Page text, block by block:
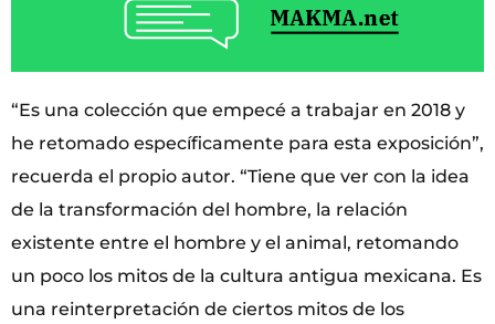
“Es una colección que empecé a trabajar en 2018 y
he retomado específicamente para esta exposición”,
recuerda el propio autor. “Tiene que ver con la idea
de la transformación del hombre, la relación
existente entre el hombre y el animal, retomando
un poco los mitos de la cultura antigua mexicana. Es
una reinterpretación de ciertos mitos de los